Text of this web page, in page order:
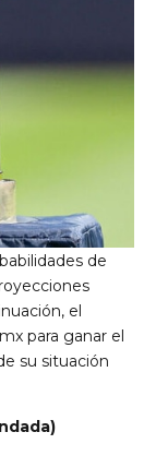
de
el
para ganar el
su situación